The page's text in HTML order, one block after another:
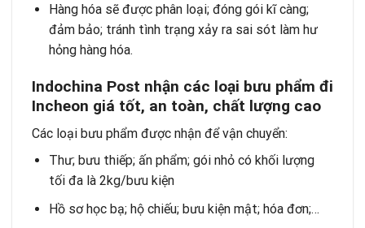
Hàng hóa sẽ được phân loại; đóng gói kĩ càng;
đảm bảo; tránh tình trạng xảy ra sai sót làm hư
hỏng hàng hóa.
Indochina Post nhận các loại bưu phẩm đi
Incheon giá tốt, an toàn, chất lượng cao
Các loại bưu phẩm được nhận để vận chuyển:
Thư; bưu thiếp; ấn phẩm; gói nhỏ có khối lượng
tối đa là 2kg/bưu kiện
Hồ sơ học bạ; hộ chiếu; bưu kiện mật; hóa đơn;…